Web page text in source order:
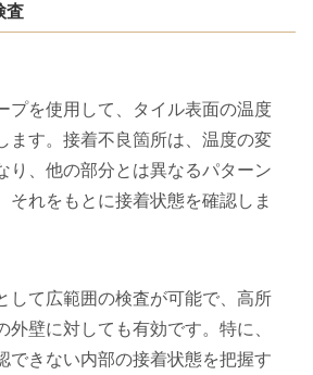
査
プを使用して、タイル表面の温度
ます。接着不良箇所は、温度の変
り、他の部分とは異なるパターン
それをもとに接着状態を確認しま
して広範囲の検査が可能で、高所
外壁に対しても有効です。特に、
できない内部の接着状態を把握す